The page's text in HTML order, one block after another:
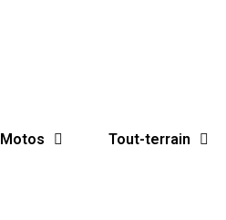
Motos Tout-terrain